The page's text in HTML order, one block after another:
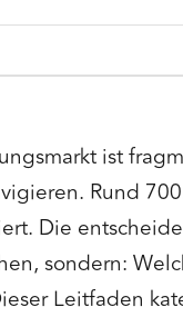
ist
Rund
Die
sondern:
Leitfaden